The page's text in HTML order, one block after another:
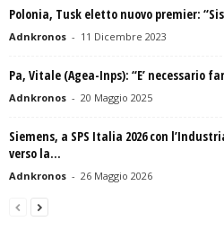
Polonia, Tusk eletto nuovo premier:
Adnkronos - 11 Dicembre 2023
Pa, Vitale (Agea-Inps): “E’ necessario
Adnkronos - 20 Maggio 2025
Siemens, a SPS Italia 2026 con
verso la...
Adnkronos - 26 Maggio 2026